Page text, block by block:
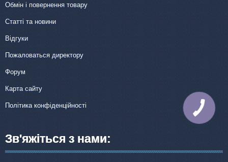
Обмін і повернення товару
Статті та новини
Відгуки
Пожаловаться директору
Форум
Карта сайту
Політика конфіденційності
Зв'яжіться з нами:
КНОПКА
ЗВ'ЯЗКУ